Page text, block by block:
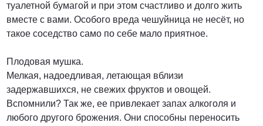
туалетной бумагой и при этом счастливо и долго жить
вместе с вами. Особого вреда чешуйница не несёт, но
такое соседство само по себе мало приятное.
Плодовая мушка.
Мелкая, надоедливая, летающая вблизи
задержавшихся, не свежих фруктов и овощей.
Вспомнили? Так же, ее привлекает запах алкоголя и
любого другого брожения. Они способны переносить